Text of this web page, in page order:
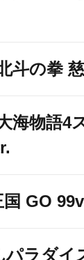
斗の拳
海物語4
GO
パラダイ